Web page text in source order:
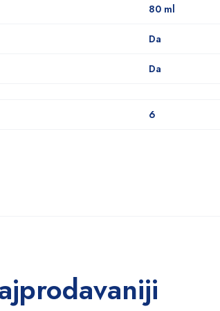
80 ml
Da
Da
6